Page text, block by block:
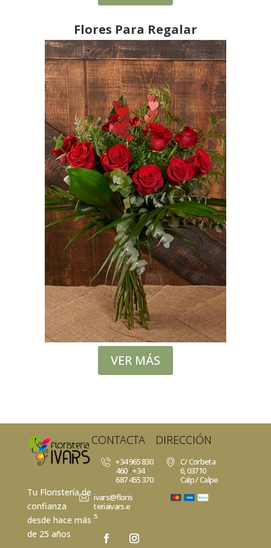
Flores Para Regalar
VER MÁS
Tu Floristería de
confianza
desde hace más
de 25 años
CONTACTA
+34 965 830
460/+34
687 455 370
ivars@floris
teriaivars.e
s
DIRECCIÓN
C/ Corbeta
6, 03710
Calp / Calpe